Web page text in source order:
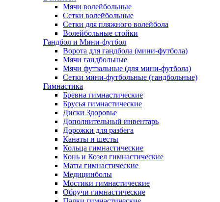
Мячи волейбольные
Сетки волейбольные
Сетки для пляжного волейбола
Волейбольные стойки
Гандбол и Мини-футбол
Ворота для гандбола (мини-футбола)
Мячи гандбольные
Мячи футзальные (для мини-футбола)
Сетки мини-футбольные (гандбольные)
Гимнастика
Бревна гимнастические
Брусья гимнастические
Диски Здоровье
Дополнительный инвентарь
Дорожки для разбега
Канаты и шесты
Кольца гимнастические
Конь и Козел гимнастические
Маты гимнастические
Медицинболы
Мостики гимнастические
Обручи гимнастические